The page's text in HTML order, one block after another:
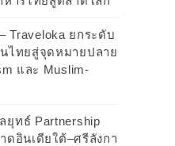
Traveloka ยกระดับ
ไทยสู่จุดหมายปลาย
และ Muslim-
ทธ์ Partnership
ดอินเดียใต้–ศรีลังกา